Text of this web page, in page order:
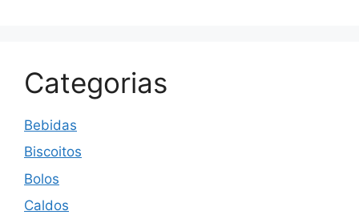
Categorias
Bebidas
Biscoitos
Bolos
Caldos